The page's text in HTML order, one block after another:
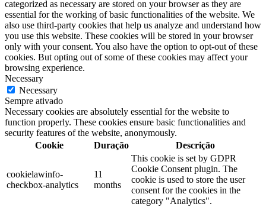
categorized as necessary are stored on your browser as they are
essential for the working of basic functionalities of the website. We
also use third-party cookies that help us analyze and understand how
you use this website. These cookies will be stored in your browser
only with your consent. You also have the option to opt-out of these
cookies. But opting out of some of these cookies may affect your
browsing experience.
Necessary
Necessary
Sempre ativado
Necessary cookies are absolutely essential for the website to
function properly. These cookies ensure basic functionalities and
security features of the website, anonymously.
Cookie
Duração Descrição
cookielawinfo-
checkbox-analytics
11
months
This cookie is set by GDPR
Cookie Consent plugin. The
cookie is used to store the user
consent for the cookies in the
category "Analytics".